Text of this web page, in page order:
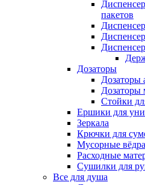
пакетов
Дозаторы
Дозаторы
Дозаторы
Стойки
Ершики для
Зеркала
Крючки для
Мусорные вёдра
Расходные
Сушилки для
Все для душа